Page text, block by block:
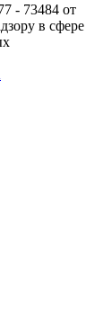
- 73484 от
в сфере